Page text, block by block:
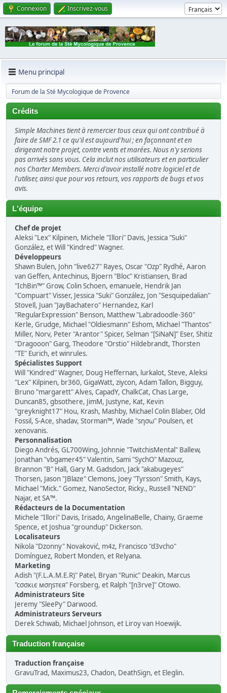
Connexion Inscrivez-vous
Menu principal
Forum de la Sté Mycologique de Provence
Crédits
Simple Machines tient à remercier tous ceux qui ont contribué à
faire de SMF 2.1 ce qu'il est aujourd'hui ; en façonnant et en
dirigeant notre projet, contre vents et marées. Nous n'y serions
pas arrivés sans vous. Cela inclut nos utilisateurs et en particulier
nos Charter Members. Merci d'avoir installé notre logiciel et de
l'utiliser, ainsi que pour vos retours, vos rapports de bugs et vos
avis.
L'équipe
Chef de projet
Aleksi "Lex" Kilpinen, Michele "Illori" Davis, Jessica "Suki"
González, et Will "Kindred" Wagner.
Développeurs
Shawn Bulen, John "live627" Rayes, Oscar "Ozp" Rydhé, Aaron
van Geffen, Antechinus, Bjoern "Bloc" Kristiansen, Brad
"IchBin™" Grow, Colin Schoen, emanuele, Hendrik Jan
"Compuart" Visser, Jessica "Suki" González, Jon "Sesquipedalian"
Stovell, Juan "JayBachatero" Hernandez, Karl
"RegularExpression" Benson, Matthew "Labradoodle-360"
Kerle, Grudge, Michael "Oldiesmann" Eshom, Michael "Thantos"
Miller, Norv, Peter "Arantor" Spicer, Selman "[SiNaN]" Eser, Shitiz
"Dragooon" Garg, Theodore "Orstio" Hildebrandt, Thorsten
"TE" Eurich, et winrules.
Spécialistes Support
Will "Kindred" Wagner, Doug Heffernan, lurkalot, Steve, Aleksi
"Lex" Kilpinen, br360, GigaWatt, ziycon, Adam Tallon, Bigguy,
Bruno "margarett" Alves, CapadY, ChalkCat, Chas Large,
Duncan85, gbsothere, JimM, Justyne, Kat, Kevin
"greyknight17" Hou, Krash, Mashby, Michael Colin Blaber, Old
Fossil, S-Ace, shadav, Storman™, Wade "sησω" Poulsen, et
xenovanis.
Personnalisation
Diego Andrés, GL700Wing, Johnnie "TwitchisMental" Ballew,
Jonathan "vbgamer45" Valentin, Sami "SychO" Mazouz,
Brannon "B" Hall, Gary M. Gadsdon, Jack "akabugeyes"
Thorsen, Jason "JBlaze" Clemons, Joey "Tyrsson" Smith, Kays,
Michael "Mick." Gomez, NanoSector, Ricky., Russell "NEND"
Najar, et SA™.
Rédacteurs de la Documentation
Michele "Illori" Davis, Irisado, AngelinaBelle, Chainy, Graeme
Spence, et Joshua "groundup" Dickerson.
Localisateurs
Nikola "Dzonny" Novaković, m4z, Francisco "d3vcho"
Domínguez, Robert Monden, et Relyana.
Marketing
Adish "(F.L.A.M.E.R)" Patel, Bryan "Runic" Deakin, Marcus
"cσσкιє мσηѕтєя" Forsberg, et Ralph "[n3rve]" Otowo.
Administrateurs Site
Jeremy "SleePy" Darwood.
Administrateurs Serveurs
Derek Schwab, Michael Johnson, et Liroy van Hoewijk.
Traduction française
Traduction française
GravuTrad, Maximus23, Chadon, DeathSign, et Eleglin.